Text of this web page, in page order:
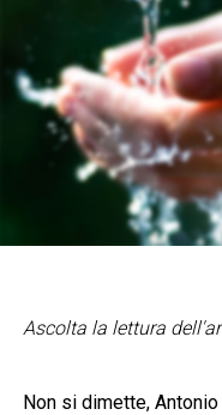
Ascolta la lettura
Non si dimette,